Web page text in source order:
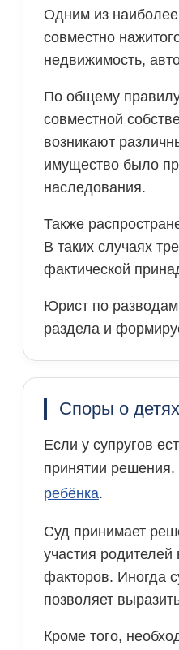
Одним из
совместно
недвижимость,
По общему
совместной
возникают
имущество было
наследования.
Также
В таких случаях
фактической
Юрист по
раздела и
Споры о
Если у супругов
принятии
ребёнка.
Суд принимает
участия
факторов. Иногда
позволяет
Кроме того,